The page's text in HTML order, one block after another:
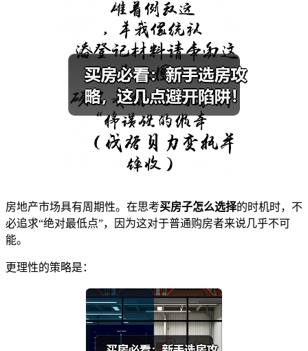
房地产市场具有周期性。在思考买房子怎么选择的时机时，不
必追求“绝对最低点”，因为这对于普通购房者来说几乎不可
能。
更理性的策略是：